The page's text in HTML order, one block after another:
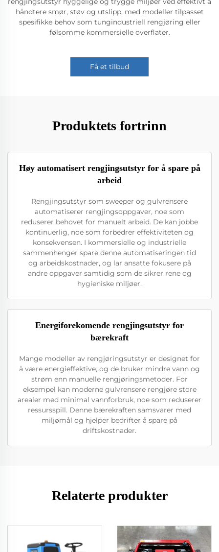
håndtere smør, støv og utslipp, med modeller tilpasset
spesifikke behov som tungindustriell rengjøring eller
følsomme kommersielle overflater.
Få et tilbud
Produktets fortrinn
Høy automatisert rengjingsutstyr for å spare på
arbeid
Rengjingsutstyr som sweeper og gulvrensere
automatiserer rengjingsoppgaver, noe som
reduserer behovet for manuelt arbeid. De kan jobbe
kontinuerlig, noe som forbedrer effektiviteten og
konsekvensen. I kommersielle og industrielle
sammenhenger spare denne automatiseringen tid
og arbeidskostnader, og lar ansatte fokusere på
andre oppgaver samtidig som de sikrer rene og
hygieniske miljøer.
Energiforekomende rengjingsutstyr for
bærekraft
Mange modeller av rengjøringsutstyr er designet for
å være energieffektive, og de bruker mindre vann og
strøm enn manuelle rengjøringsmetoder. For
eksempel kan moderne gulvrensere rengjøre store
arealer med minimal vannforbruk, noe som reduserer
ressursspill. Denne bærekraften samsvarer med
miljømål og hjelper bedrifter å spare på
driftskostnader.
Relaterte produkter